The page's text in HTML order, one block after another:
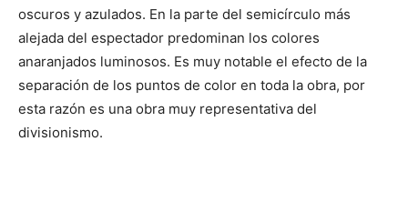
oscuros y azulados. En la parte del semicírculo más
alejada del espectador predominan los colores
anaranjados luminosos. Es muy notable el efecto de la
separación de los puntos de color en toda la obra, por
esta razón es una obra muy representativa del
divisionismo.